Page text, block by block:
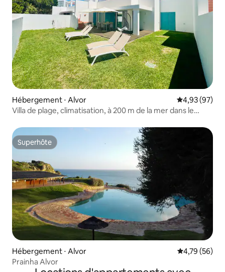
Hébergement ⋅ Alvor Évaluation
4,93 (97)
Villa de plage, climatisation, à 200 m de la mer dans le
Superhôte
Superhôte
Hébergement ⋅ Alvor Évaluation
4,79 (56)
Prainha Alvor